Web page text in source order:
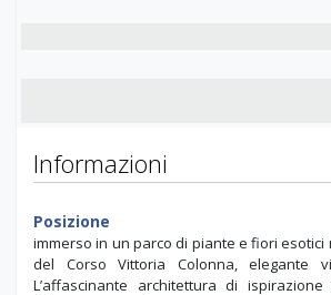
Informazioni
Posizione
immerso in un parco di piante e fiori esotici
del Corso Vittoria Colonna, elegante
L’affascinante architettura di